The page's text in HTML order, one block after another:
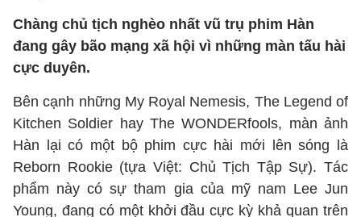
Chàng chủ tịch nghèo nhất vũ trụ phim Hàn
đang gây bão mạng xã hội vì những màn tấu hài
cực duyên.
Bên cạnh những My Royal Nemesis, The Legend of
Kitchen Soldier hay The WONDERfools, màn ảnh
Hàn lại có một bộ phim cực hài mới lên sóng là
Reborn Rookie (tựa Việt: Chủ Tịch Tập Sự). Tác
phẩm này có sự tham gia của mỹ nam Lee Jun
Young, đang có một khởi đầu cực kỳ khả quan trên